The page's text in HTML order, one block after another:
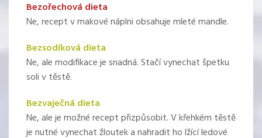
Bezořechová dieta
Ne, recept v makové náplni obsahuje mleté mandle.
Bezsodíková dieta
Ne, ale modifikace je snadná. Stačí vynechat špetku
soli v těstě.
Bezvaječná dieta
Ne, ale je možné recept přizpůsobit. V křehkém těstě
je nutné vynechat žloutek a nahradit ho lžící ledové